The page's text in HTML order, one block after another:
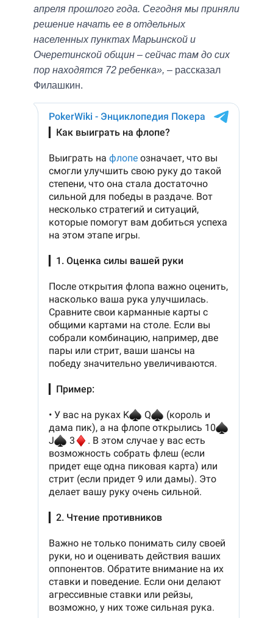
апреля прошлого года. Сегодня мы приняли
решение начать ее в отдельных
населенных пунктах Марьинской и
Очеретинской общин – сейчас там до сих
пор находятся 72 ребенка», – рассказал
Филашкин.